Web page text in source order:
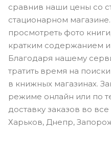
сравнив наши цены со
стационарном
просмотреть фото
кратким содержанием и
Благодаря нашему
тратить время на
в книжных магазинах.
режиме онлайн или по
доставку заказов во
Харьков, Днепр,